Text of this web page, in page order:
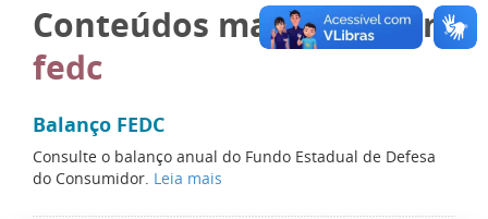
Conteúdos marcados com
fedc
Balanço FEDC
Consulte o balanço anual do Fundo Estadual de Defesa
do Consumidor. Leia mais